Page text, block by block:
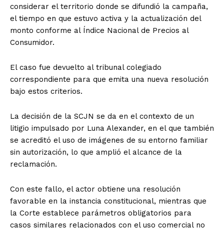
considerar el territorio donde se difundió la campaña,
el tiempo en que estuvo activa y la actualización del
monto conforme al Índice Nacional de Precios al
Consumidor.
El caso fue devuelto al tribunal colegiado
correspondiente para que emita una nueva resolución
bajo estos criterios.
La decisión de la SCJN se da en el contexto de un
litigio impulsado por Luna Alexander, en el que también
se acreditó el uso de imágenes de su entorno familiar
sin autorización, lo que amplió el alcance de la
reclamación.
Con este fallo, el actor obtiene una resolución
favorable en la instancia constitucional, mientras que
la Corte establece parámetros obligatorios para
casos similares relacionados con el uso comercial no